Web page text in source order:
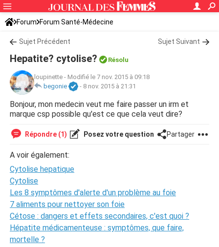
Forum Forum Santé-Médecine
Symptômes et maladies courantes
Sujet Précédent Sujet Suivant
Hepatite? cytolise? Résolu
loupinette - Modifié le 7 nov. 2015 à 09:18
begonie
- 8 nov. 2015 à 21:31
Bonjour, mon medecin veut me faire passer un irm et
marque csp possible qu'est ce que cela veut dire?
Répondre (1) Posez votre question Partager
A voir également:
Cytolise hepatique
Cytolise
Les 8 symptômes d'alerte d'un problème au foie
7 aliments pour nettoyer son foie
Cétose : dangers et effets secondaires, c'est quoi ?
Hépatite médicamenteuse : symptômes, que faire,
mortelle ?